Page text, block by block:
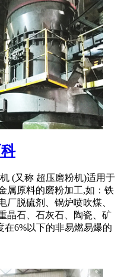
(又称 超压磨粉机)适用于
属原料的磨粉加工,如：铁
厂脱硫剂、锅炉喷吹煤、
晶石、石灰石、陶瓷、矿
在6%以下的非易燃易爆的